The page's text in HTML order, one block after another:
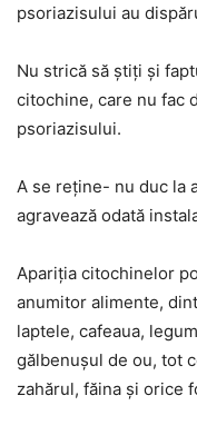
psoriazisului au
Nu strică să ştiţi şi
citochine, care nu fac
psoriazisului.
A se reţine- nu duc la
agravează odată
Apariţia citochinelor
anumitor alimente,
laptele, cafeaua,
gălbenuşul de ou, tot
zahărul, făina şi orice